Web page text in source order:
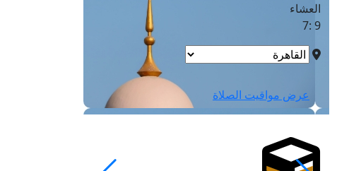
العشاء
9 :7
عرض مواقيت الصلاة